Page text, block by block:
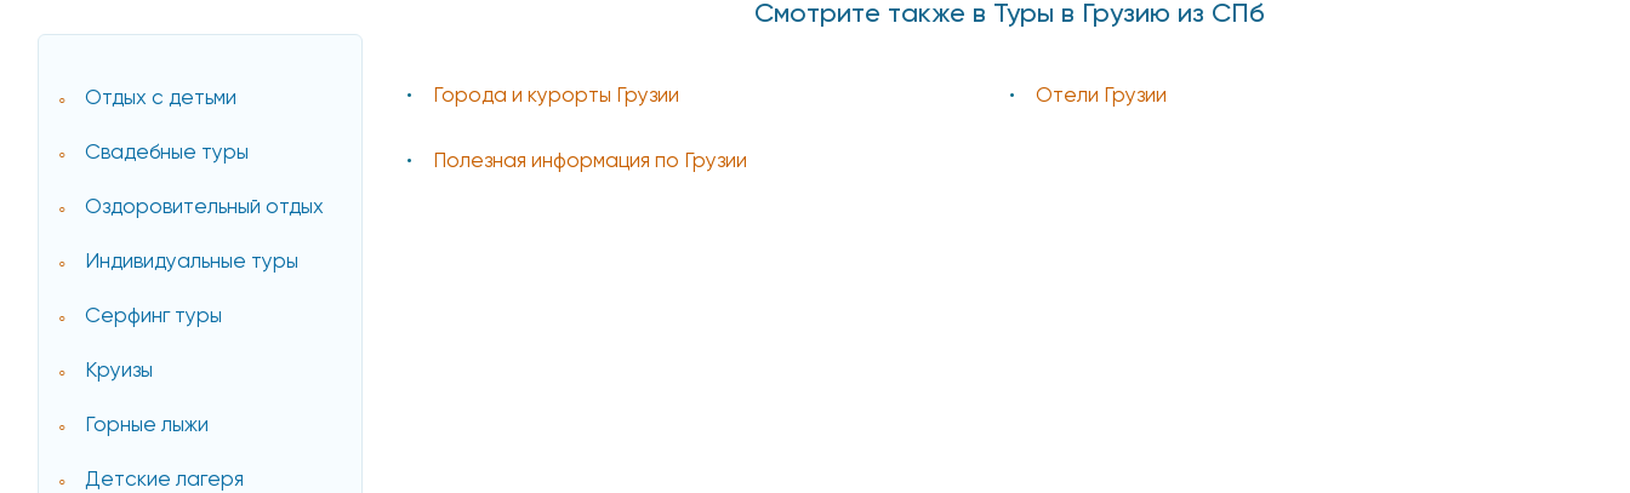
Отдых с детьми
Свадебные туры
Оздоровительный отдых
Индивидуальные туры
Серфинг туры
Круизы
Горные лыжи
Детские лагеря
Смотрите также в Туры в Грузию из СПб
Города и курорты Грузии Отели Грузии
Полезная информация по Грузии